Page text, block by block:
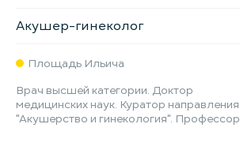
Акушер-гинеколог
Площадь Ильича
Врач высшей категории. Доктор
медицинских наук. Куратор направления
"Акушерство и гинекология". Профессор